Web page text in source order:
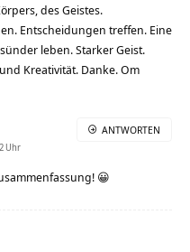
des Geistes.
Entscheidungen treffen. Eine
leben. Starker Geist.
Kreativität. Danke. Om
Uhr
😀
ANTWORTEN